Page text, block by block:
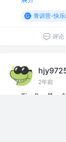
青训营-快乐
评论
2年前
TinyPng是一